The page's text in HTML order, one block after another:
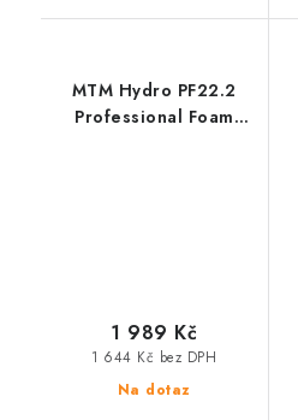
MTM Hydro PF22.2
Professional Foam
Na dotaz
1 644 Kč bez DPH
1 989 Kč